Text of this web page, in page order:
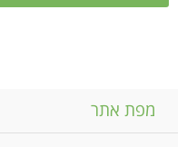
מפת אתר